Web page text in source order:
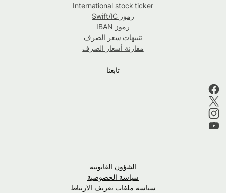
International stock ticker
رموز Swift/IC
رموز IBAN
تنبيهات سعر الصرف
مقارنة أسعار الصرف
تابعنا
الشؤون القانونية
سياسة الخصوصية
سياسة ملفات تعريف الارتباط